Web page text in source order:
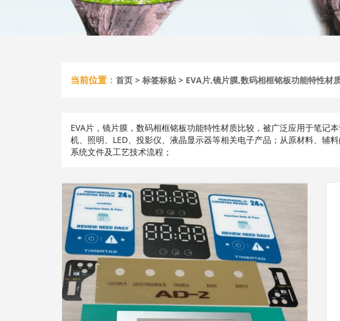
当前位置： 首页 > 标签标贴 > EVA片,镜片膜,数码相框铭板功能特性材
EVA片，镜片膜，数码相框铭板功能特性材质比较，被广泛应用于笔记
机、照明、LED、投影仪、液晶显示器等相关电子产品；从原材料、辅
系统文件及工艺技术流程；